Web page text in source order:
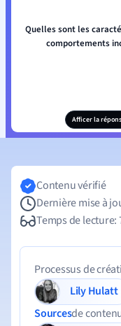
Quelles sont les
comportements
Afficer la
Contenu vérifié
Dernière mise à
Temps de lecture:
Processus de
Lily Hulatt
Sourcesde